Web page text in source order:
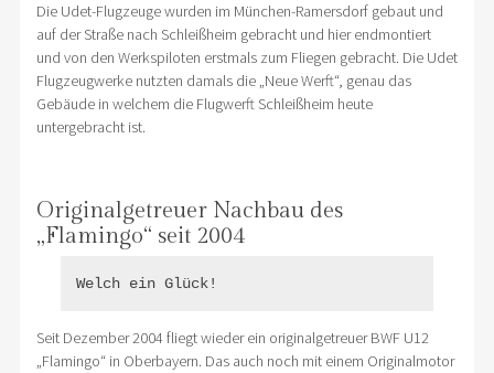
Die Udet-Flugzeuge wurden im München-Ramersdorf gebaut und
auf der Straße nach Schleißheim gebracht und hier endmontiert
und von den Werkspiloten erstmals zum Fliegen gebracht. Die Udet
Flugzeugwerke nutzten damals die „Neue Werft“, genau das
Gebäude in welchem die Flugwerft Schleißheim heute
untergebracht ist.
Originalgetreuer Nachbau des
„Flamingo“ seit 2004
Welch ein Glück!
Seit Dezember 2004 fliegt wieder ein originalgetreuer BWF U12
„Flamingo“ in Oberbayern. Das auch noch mit einem Originalmotor